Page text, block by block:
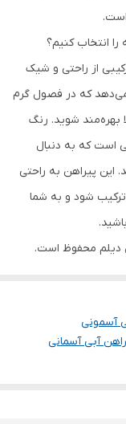
است.
انتخاب کنیم؟
از راحتی و شیک
که در فصول گرم
بهره‌مند شوید. رنگ
است که به دنبال
پیراهن به راحتی
ترکیب شود و به شما
آسمونی
آبی آسمانی